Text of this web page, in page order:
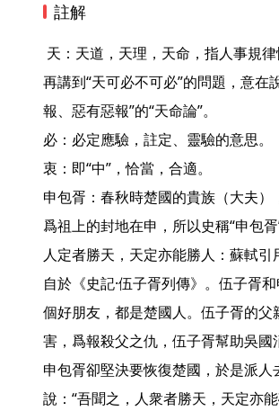
註解
再講到“天可必不可必”的問題，意在
報、惡有惡報”的“天命論”。
必：必定應驗，註定、靈驗的意思。
衷：即“中”，恰當，合適。
申包胥：春秋時楚國的貴族（大夫）
爲祖上的封地在申，所以史稱“申包胥”
人定者勝天，天定亦能勝人：蘇軾引
自於《史記·伍子胥列傳》。伍子胥
個好朋友，都是楚國人。伍子胥的父
害，爲報殺父之仇，伍子胥幫助吳國
申包胥卻堅決要恢復楚國，於是派人
說：“吾聞之，人衆者勝天，天定亦